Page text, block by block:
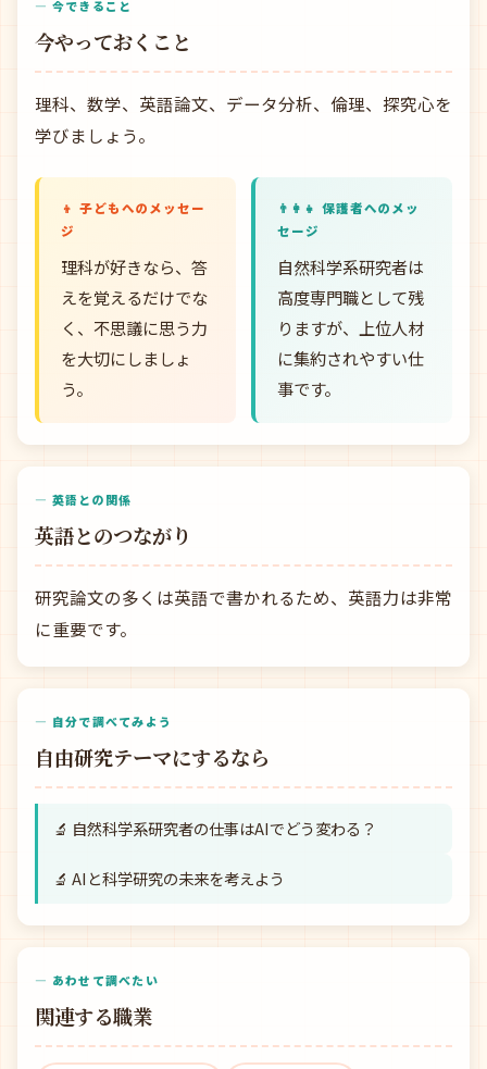
— 今できること
今やっておくこと
理科、数学、英語論文、データ分析、倫理、探究心を
学びましょう。
👦 子どもへのメッセー
ジ
理科が好きなら、答
えを覚えるだけでな
く、不思議に思う力
を大切にしましょ
う。
👨‍👩‍👧 保護者へのメッ
セージ
自然科学系研究者は
高度専門職として残
りますが、上位人材
に集約されやすい仕
事です。
— 英語との関係
英語とのつながり
研究論文の多くは英語で書かれるため、英語力は非常
に重要です。
— 自分で調べてみよう
自由研究テーマにするなら
🔬 自然科学系研究者の仕事はAIでどう変わる？
🔬 AIと科学研究の未来を考えよう
— あわせて調べたい
関連する職業